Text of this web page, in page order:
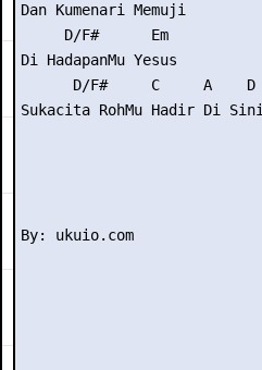
Dan Kumenari Memuji
     D/F#      Em
Di HadapanMu Yesus
      D/F#     C     A    D
Sukacita RohMu Hadir Di Sini